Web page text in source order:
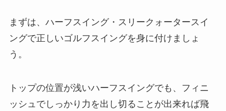
まずは、ハーフスイング・スリークォータースイ
ングで正しいゴルフスイングを身に付けましょ
う。
トップの位置が浅いハーフスイングでも、フィニ
ッシュでしっかり力を出し切ることが出来れば飛